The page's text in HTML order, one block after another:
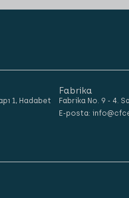
1, Hadabet
Fabrika
Fabrika No. 9 - 4.
E-posta: